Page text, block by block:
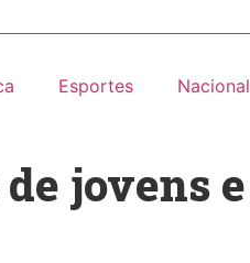
Esportes Nacional
jovens e